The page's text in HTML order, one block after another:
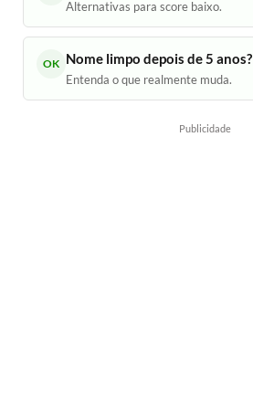
Alternativas para score baixo.
OK Nome limpo depois de 5 anos?
Entenda o que realmente muda.
Publicidade